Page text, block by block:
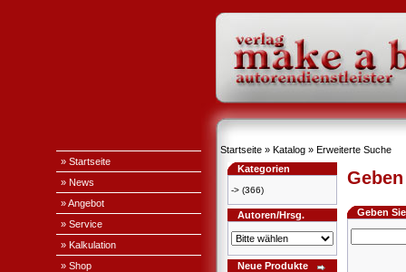
» Startseite
» News
» Angebot
» Service
» Kalkulation
» Shop
Startseite » Katalog » Erweiterte Suche
Kategorien
-> (366)
Autoren/Hrsg.
Neue Produkte
Geben